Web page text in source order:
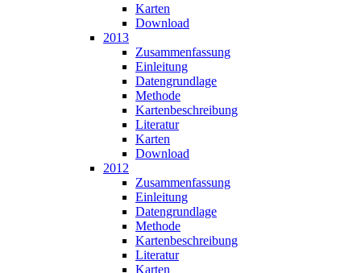
Karten
Download
2013
Zusammen­fassung
Einleitung
Datengrundlage
Methode
Karten­beschreibung
Literatur
Karten
Download
2012
Zusammen­fassung
Einleitung
Datengrundlage
Methode
Karten­beschreibung
Literatur
Karten